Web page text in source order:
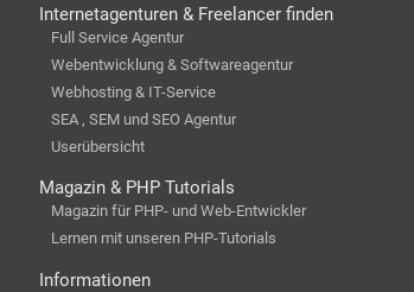
Internetagenturen & Freelancer finden
Full Service Agentur
Webentwicklung & Softwareagentur
Webhosting & IT-Service
SEA , SEM und SEO Agentur
Userübersicht
Magazin & PHP Tutorials
Magazin für PHP- und Web-Entwickler
Lernen mit unseren PHP-Tutorials
Informationen